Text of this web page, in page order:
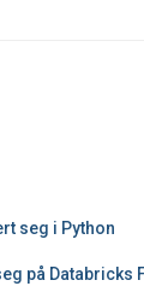
seg i Python
på Databricks